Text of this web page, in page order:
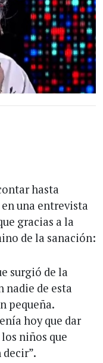
hasta
una entrevista
gracias a la
de la sanación:
surgió de la
nadie de esta
pequeña.
hoy que dar
niños que
decir”.